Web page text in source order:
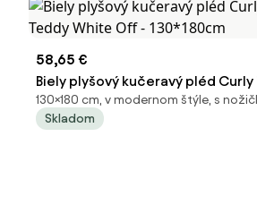
58,65 €
Biely plyšový kučeravý pléd Curly
White Off - 130*180cm
130×180 cm, v modernom štýle, s
Skladom